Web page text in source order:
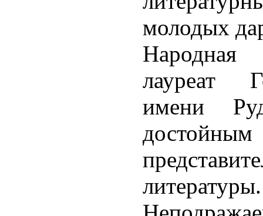
молодых
Народная
лауреат
имени
литературы.